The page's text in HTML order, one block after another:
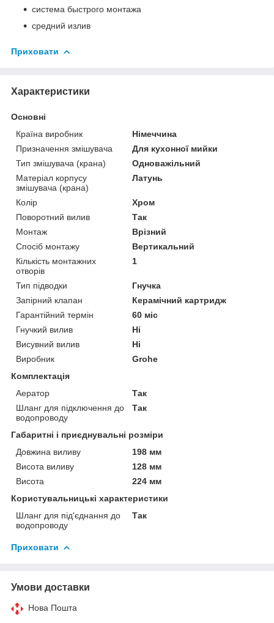
система быстрого монтажа
средний излив
Приховати
Характеристики
Основні
Країна виробник
Німеччина
Призначення змішувача
Для кухонної мийки
Тип змішувача (крана)
Одноважільний
Матеріал корпусу
змішувача (крана)
Латунь
Колір
Хром
Поворотний вилив
Так
Монтаж
Врізний
Спосіб монтажу
Вертикальний
Кількість монтажних
отворів
1
Тип підводки
Гнучка
Запірний клапан
Керамічний картридж
Гарантійний термін
60 міс
Гнучкий вилив
Ні
Висувний вилив
Ні
Виробник
Grohe
Комплектація
Аератор
Так
Шланг для підключення до
водопроводу
Так
Габаритні і приєднувальні розміри
Довжина виливу
198 мм
Висота виливу
128 мм
Висота
224 мм
Користувальницькі характеристики
Шланг для під'єднання до
водопроводу
Так
Приховати
Умови доставки
Нова Пошта